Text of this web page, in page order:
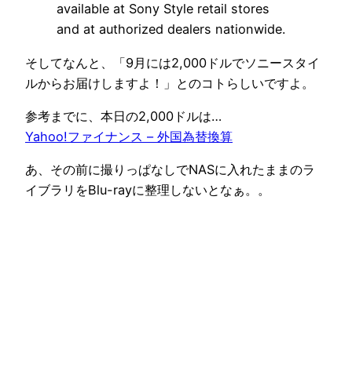
available at Sony Style retail stores
and at authorized dealers nationwide.
そしてなんと、「9月には2,000ドルでソニースタイ
ルからお届けしますよ！」とのコトらしいですよ。
参考までに、本日の2,000ドルは…
Yahoo!ファイナンス – 外国為替換算
あ、その前に撮りっぱなしでNASに入れたままのラ
イブラリをBlu-rayに整理しないとなぁ。。